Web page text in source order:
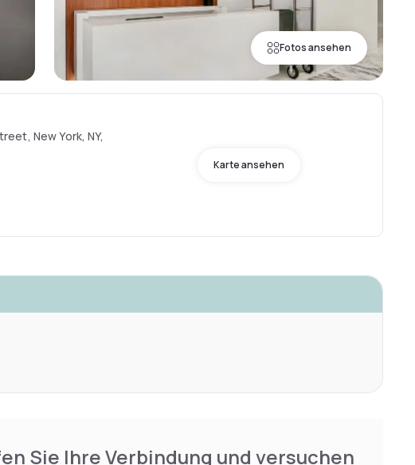
Fotos ansehen
New York, NY,
Karte ansehen
Sie Ihre Verbindung und versuchen